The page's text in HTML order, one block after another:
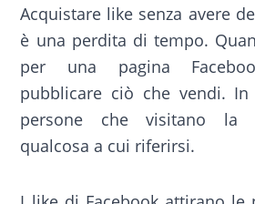
Acquistare like senza avere
è una perdita di tempo.
per una pagina
pubblicare ciò che vendi.
persone che visitano la
qualcosa a cui riferirsi.